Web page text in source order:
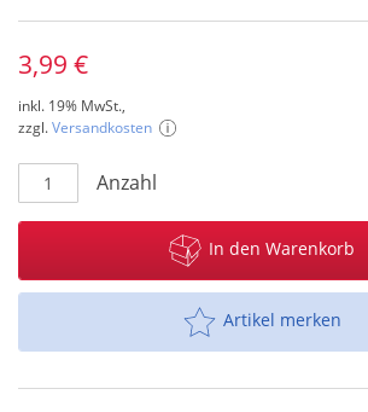
3,99 €
inkl. 19% MwSt.,
zzgl.Versandkosten
Anzahl
In den Warenkorb
Artikel merken